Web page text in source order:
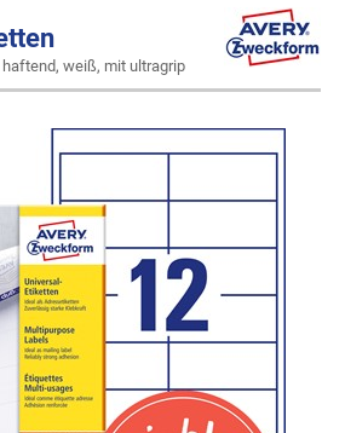
weiß, mit ultragrip